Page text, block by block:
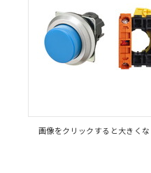
画像をクリックすると大きく